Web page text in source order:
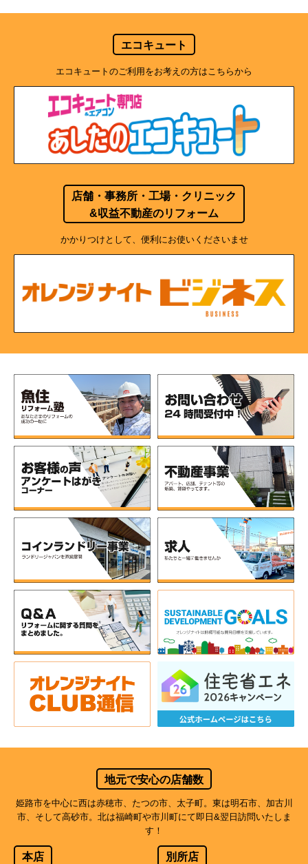
エコキュート
エコキュートのご利用をお考えの方はこちらから
店舗・事務所・工場・クリニック
&収益不動産のリフォーム
かかりつけとして、便利にお使いくださいませ
地元で安心の店舗数
姫路市を中心に西は赤穂市、たつの市、太子町。東は明石市、加古川
市、そして高砂市。北は福崎町や市川町にて即日&翌日訪問いたしま
す！
本店 別所店